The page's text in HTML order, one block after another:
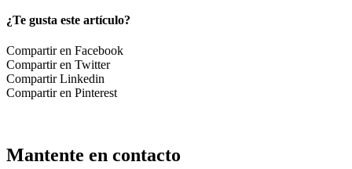
¿Te gusta este artículo?
Compartir en Facebook
Compartir en Twitter
Compartir Linkedin
Compartir en Pinterest
Mantente en contacto